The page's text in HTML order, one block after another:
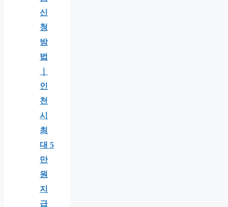
신
청
방
법
인
천
시
최
대 5
만
원
지
급